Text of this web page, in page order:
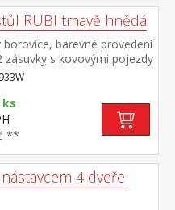
RUBI tmavě hnědá
barevné provedení
zásuvky s kovovými pojezdy
ks
**
4 dveře